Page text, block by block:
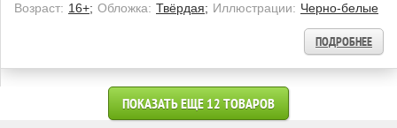
Возраст: 16+; Обложка: Твёрдая; Иллюстрации: Черно-белые
ПОДРОБНЕЕ
ПОКАЗАТЬ ЕЩЕ 12 ТОВАРОВ